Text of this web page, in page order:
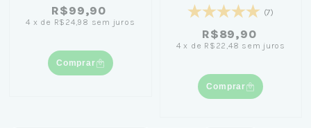
R$99,90
4 x de R$24,98 sem juros
Comprar
Pequena Céu (7)
R$89,90
4 x de R$22,48 sem juros
Comprar